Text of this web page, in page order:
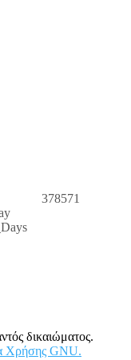
378571
δικαιώματος.
Χρήσης GNU.